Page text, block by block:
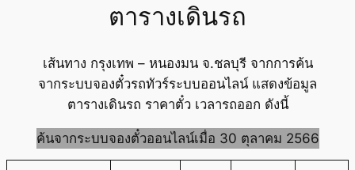
ตารางเดินรถ
เส้นทาง กรุงเทพ – หนองมน จ.ชลบุรี จากการค้น
จากระบบจองตั๋วรถทัวร์ระบบออนไลน์ แสดงข้อมูล
ตารางเดินรถ ราคาตั๋ว เวลารถออก ดังนี้
ค้นจากระบบจองตั๋วออนไลน์เมื่อ 30 ตุลาคม 2566